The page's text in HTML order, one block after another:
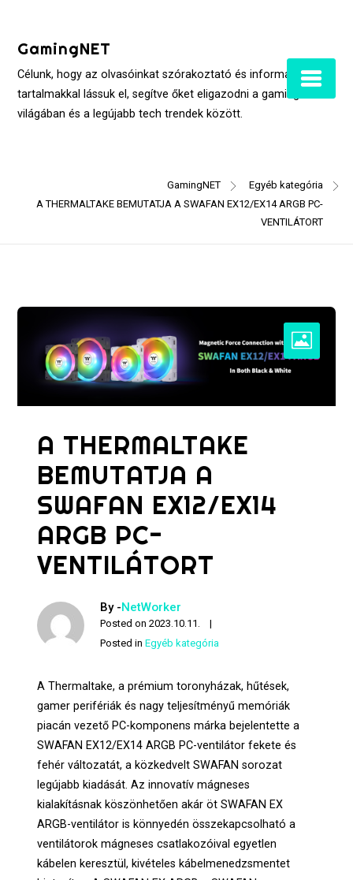
contentGamingNET
Célunk, hogy az olvasóinkat szórakoztató és informatív
tartalmakkal lássuk el, segítve őket eligazodni a gaming
világában és a legújabb tech trendek között.
GamingNET
Egyéb kategória
A THERMALTAKE BEMUTATJA A SWAFAN EX12/EX14 ARGB PC-
VENTILÁTORT
A THERMALTAKE
BEMUTATJA A
SWAFAN EX12/EX14
ARGB PC-
VENTILÁTORT
By -NetWorker
Posted on2023.10.11.
Posted inEgyéb kategória
A Thermaltake, a prémium toronyházak, hűtések,
gamer perifériák és nagy teljesítményű memóriák
piacán vezető PC-komponens márka bejelentette a
SWAFAN EX12/EX14 ARGB PC-ventilátor fekete és
fehér változatát, a közkedvelt SWAFAN sorozat
legújabb kiadását. Az innovatív mágneses
kialakításnak köszönhetően akár öt SWAFAN EX
ARGB-ventilátor is könnyedén összekapcsolható a
ventilátorok mágneses csatlakozóival egyetlen
kábelen keresztül, kivételes kábelmenedzsmentet